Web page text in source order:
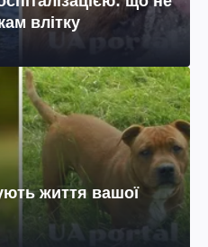
влітку
життя вашої